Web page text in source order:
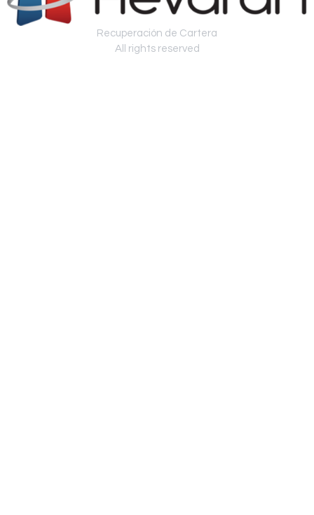
Recuperación de Cartera
All rights reserved